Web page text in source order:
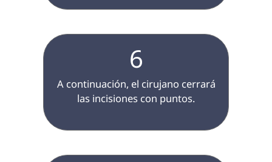
6
las incisiones con puntos.